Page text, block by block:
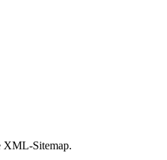
XML-Sitemap.